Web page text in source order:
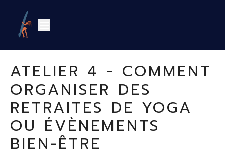
ATELIER 4 - COMMENT
ORGANISER DES
RETRAITES DE YOGA
OU ÉVÈNEMENTS
BIEN-ÊTRE